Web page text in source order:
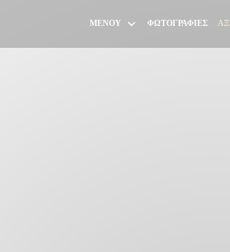
ΜΕΝΟΎ ΦΩΤΟΓΡΑΦΊΕΣ